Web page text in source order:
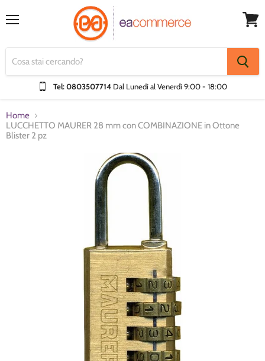
Tel: 0803507714 Dal Lunedì al Venerdì9:00 - 18:00
Home
LUCCHETTO MAURER 28 mm con COMBINAZIONE in Ottone
Blister 2 pz